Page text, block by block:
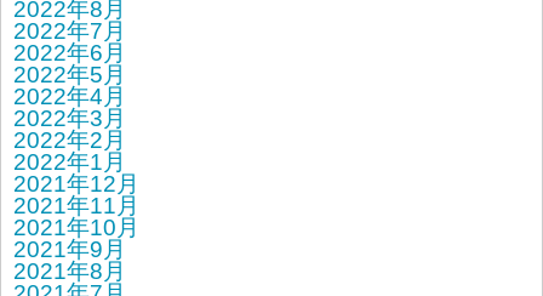
2022年8月
2022年7月
2022年6月
2022年5月
2022年4月
2022年3月
2022年2月
2022年1月
2021年12月
2021年11月
2021年10月
2021年9月
2021年8月